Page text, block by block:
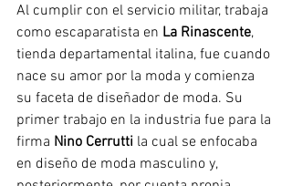
Al cumplir con el servicio militar, trabaja
como escaparatista en La Rinascente,
tienda departamental italina, fue cuando
nace su amor por la moda y comienza
su faceta de diseñador de moda. Su
primer trabajo en la industria fue para la
firma Nino Cerrutti la cual se enfocaba
en diseño de moda masculino y,